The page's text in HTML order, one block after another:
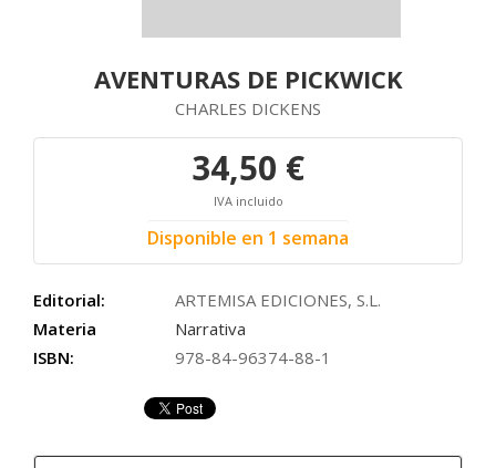
AVENTURAS DE PICKWICK
CHARLES DICKENS
34,50 €
IVA incluido
Disponible en 1 semana
Editorial:
ARTEMISA EDICIONES, S.L.
Materia
Narrativa
ISBN:
978-84-96374-88-1